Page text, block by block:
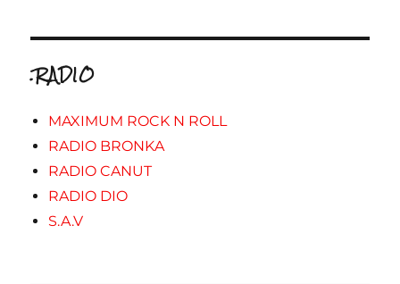
.RADIO
MAXIMUM ROCK N ROLL
RADIO BRONKA
RADIO CANUT
RADIO DIO
S.A.V